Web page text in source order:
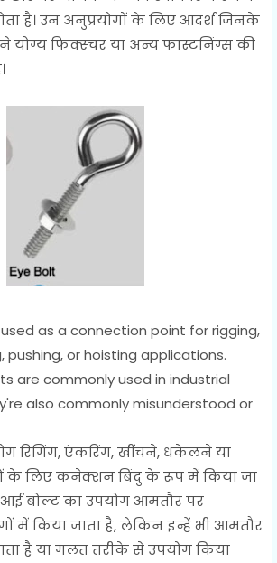
है। उन अनुप्रयोगों के लिए आदर्श जिनके
योग्य फिक्स्चर या अन्य फास्टनिंग्स की
as a connection point for rigging,
pushing, or hoisting applications.
are commonly used in industrial
also commonly misunderstood or
रिगिंग, एंकरिंग, खींचने, धकेलने या
के लिए कनेक्शन बिंदु के रूप में किया जा
बोल्ट का उपयोग आमतौर पर
में किया जाता है, लेकिन इन्हें भी आमतौर
है या गलत तरीके से उपयोग किया